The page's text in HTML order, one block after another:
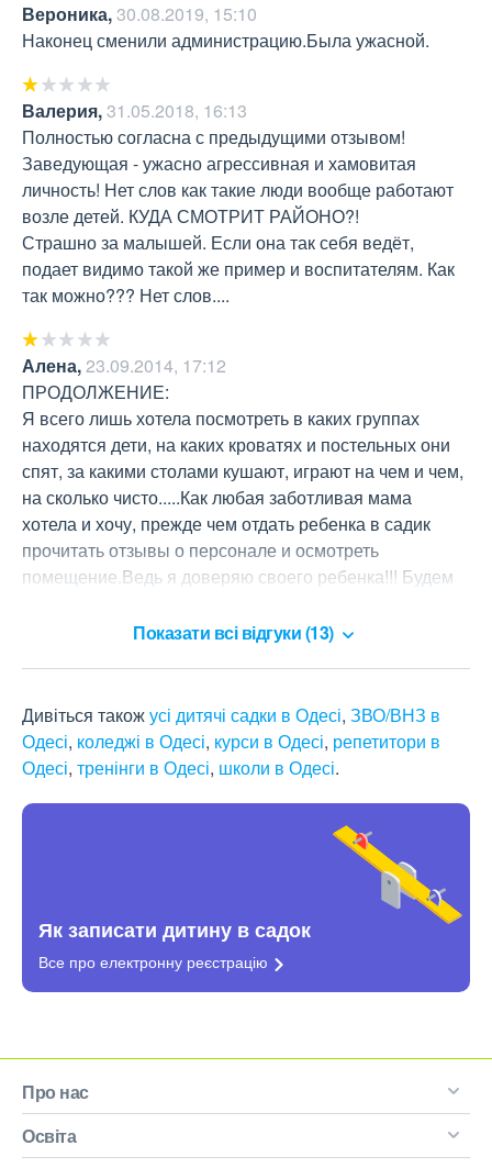
Вероника,30.08.2019, 15:10
Наконец сменили администрацию.Была ужасной.
Валерия,31.05.2018, 16:13
Полностью согласна с предыдущими отзывом!
Заведующая - ужасно агрессивная и хамовитая
личность! Нет слов как такие люди вообще работают
возле детей. КУДА СМОТРИТ РАЙОНО?!
Страшно за малышей. Если она так себя ведёт,
подает видимо такой же пример и воспитателям. Как
так можно??? Нет слов....
Алена,23.09.2014, 17:12
ПРОДОЛЖЕНИЕ:
Я всего лишь хотела посмотреть в каких группах
находятся дети, на каких кроватях и постельных они
спят, за какими столами кушают, играют на чем и чем,
на сколько чисто.....Как любая заботливая мама
хотела и хочу, прежде чем отдать ребенка в садик
прочитать отзывы о персонале и осмотреть
помещение.Ведь я доверяю своего ребенка!!! Будем
Показати всі відгуки (13)
Дивіться такожусі дитячі садки в Одесі, ЗВО/ВНЗ в
Одесі, коледжі в Одесі, курси в Одесі, репетитори в
Одесі, тренінги в Одесі, школи в Одесі.
Як записати дитину в садок
Все про електронну реєстрацію
Про нас
Освіта